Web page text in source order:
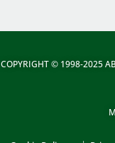
COPYRIGHT© 1998-2025